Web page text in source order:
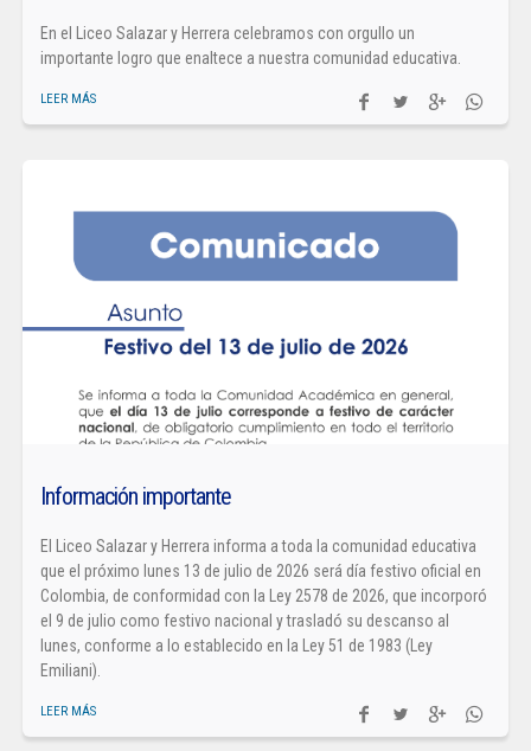
En el Liceo Salazar y Herrera celebramos con orgullo un
importante logro que enaltece a nuestra comunidad educativa.
LEER MÁS
Información importante
El Liceo Salazar y Herrera informa a toda la comunidad educativa
que el próximo lunes 13 de julio de 2026 será día festivo oficial en
Colombia, de conformidad con la Ley 2578 de 2026, que incorporó
el 9 de julio como festivo nacional y trasladó su descanso al
lunes, conforme a lo establecido en la Ley 51 de 1983 (Ley
Emiliani).
LEER MÁS